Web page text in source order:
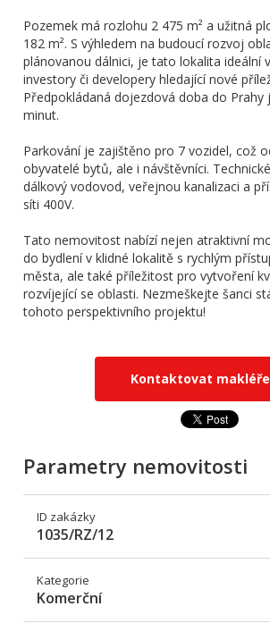
Pozemek má rozlohu 2 475 m² a užitná
182 m². S výhledem na budoucí rozvoj
plánovanou dálnici, je tato lokalita ideální
investory či developery hledající nové
Předpokládaná dojezdová doba do Prahy
minut.
Parkování je zajištěno pro 7 vozidel, což
obyvatelé bytů, ale i návštěvníci.
dálkový vodovod, veřejnou kanalizaci a
síti 400V.
Tato nemovitost nabízí nejen atraktivní
do bydlení v klidné lokalitě s rychlým
města, ale také příležitost pro vytvoření
rozvíjející se oblasti. Nezmeškejte šanci
tohoto perspektivního projektu!
Kontaktovat makléře
Parametry nemovitosti
ID zakázky
1035/RZ/12
Kategorie
Komerční